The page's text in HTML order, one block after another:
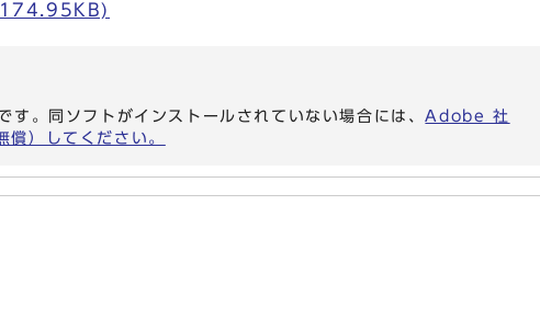
174.95KB)
。同ソフトがインストールされていない場合には、Adobe 社
）してください。